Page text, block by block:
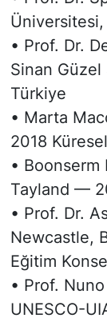
• Prof. Dr.
Sinan
Türkiye
• Marta
2018
• Boonserm
Tayland —
• Prof. Dr.
Newcastle,
Eğitim
• Prof.
UNESCO-